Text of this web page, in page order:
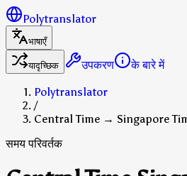
Polytranslator
भाषाएँ
यादृच्छिक
उपकरण
के बारे में
Polytranslator
/
Central Time → Singapore
समय परिवर्तक